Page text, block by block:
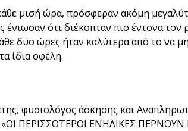
μισή ώρα, πρόσφεραν ακόμη
ένιωσαν ότι διέκοπταν πιο έντονα τον
δύο ώρες ήταν καλύτερα από το να
ίδια οφέλη.
φυσιολόγος άσκησης και
«ΟΙ ΠΕΡΙΣΣΟΤΕΡΟΙ ΕΝΗΛΙΚΕΣ